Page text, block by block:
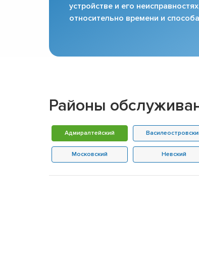
устройстве и его
относительно времени и
Районы
Адмиралтейский
Московский Невский